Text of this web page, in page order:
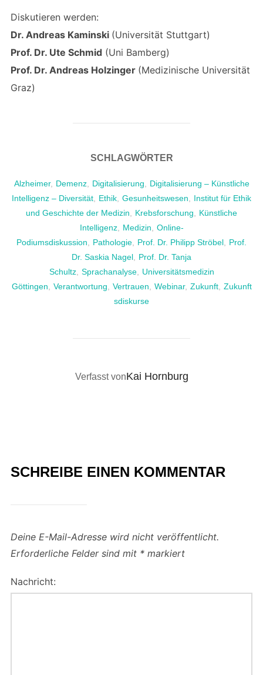
Diskutieren werden:
Dr. Andreas Kaminski (Universität Stuttgart)
Prof. Dr. Ute Schmid (Uni Bamberg)
Prof. Dr. Andreas Holzinger (Medizinische Universität
Graz)
SCHLAGWÖRTER
Alzheimer, Demenz, Digitalisierung
Digitalisierung – Künstliche
Intelligenz – Diversität
Ethik Gesunheitswesen
Institut für Ethik
und Geschichte der Medizin
Krebsforschung
Künstliche
Intelligenz, Medizin
Online-
Podiumsdiskussion
Pathologie Prof. Dr. Philipp Ströbel
Prof.
Dr. Saskia Nagel
Prof. Dr. Tanja
Schultz, Sprachanalyse,
Universitätsmedizin
Göttingen
Verantwortung Vertrauen Webinar, Zukunft, Zukunft
sdiskurse
BEITRAGSAUTOR
Verfasst vonKai Hornburg
SCHREIBE EINEN KOMMENTAR
Deine E-Mail-Adresse wird nicht veröffentlicht.
Erforderliche Felder sind mit *markiert
Nachricht: